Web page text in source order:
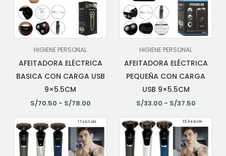
HIGIENE PERSONAL
AFEITADORA ELÉCTRICA
BASICA CON CARGA USB
9×5.5CM
S/70.50 - S/78.00
HIGIENE PERSONAL
AFEITADORA ELÉCTRICA
PEQUEÑA CON CARGA
USB 9×5.5CM
S/33.00 - S/37.50